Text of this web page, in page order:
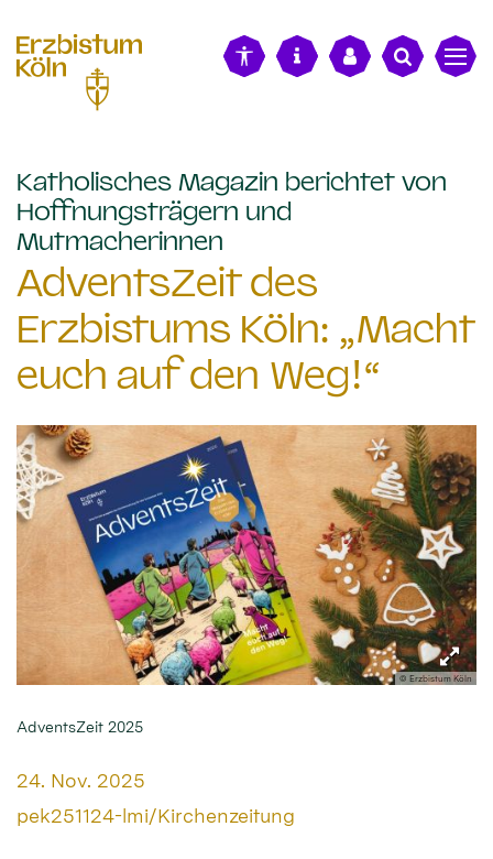
Katholisches Magazin berichtet von
Hoffnungsträgern und
Mutmacherinnen
AdventsZeit des
Erzbistums Köln: „Macht
euch auf den Weg!“
© Erzbistum Köln
AdventsZeit 2025
Datum:
24. Nov. 2025
Von:
pek251124-lmi/Kirchenzeitung